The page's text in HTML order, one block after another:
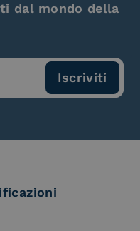
dal mondo della